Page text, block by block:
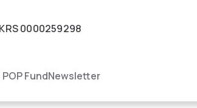
KRS0000259298
POP FundNewsletter